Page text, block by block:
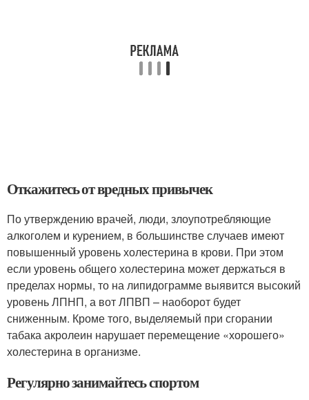
Откажитесь от вредных привычек
По утверждению врачей, люди, злоупотребляющие
алкоголем и курением, в большинстве случаев имеют
повышенный уровень холестерина в крови. При этом
если уровень общего холестерина может держаться в
пределах нормы, то на липидограмме выявится высокий
уровень ЛПНП, а вот ЛПВП – наоборот будет
сниженным. Кроме того, выделяемый при сгорании
табака акролеин нарушает перемещение «хорошего»
холестерина в организме.
Регулярно занимайтесь спортом